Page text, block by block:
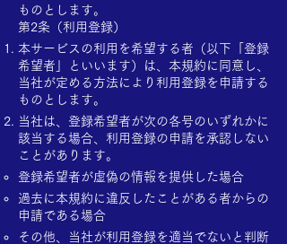
ものとします。
第2条（利用登録）
本サービスの利用を希望する者（以下「登録
希望者」といいます）は、本規約に同意し、
当社が定める方法により利用登録を申請する
ものとします。
当社は、登録希望者が次の各号のいずれかに
該当する場合、利用登録の申請を承認しない
ことがあります。
登録希望者が虚偽の情報を提供した場合
過去に本規約に違反したことがある者からの
申請である場合
その他、当社が利用登録を適当でないと判断